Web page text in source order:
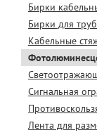
Бирки
Бирки для
Кабельные
Сигнальная
Лента для